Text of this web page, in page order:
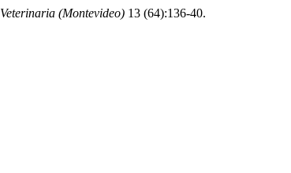
Veterinaria (Montevideo) 13 (64):136-40.